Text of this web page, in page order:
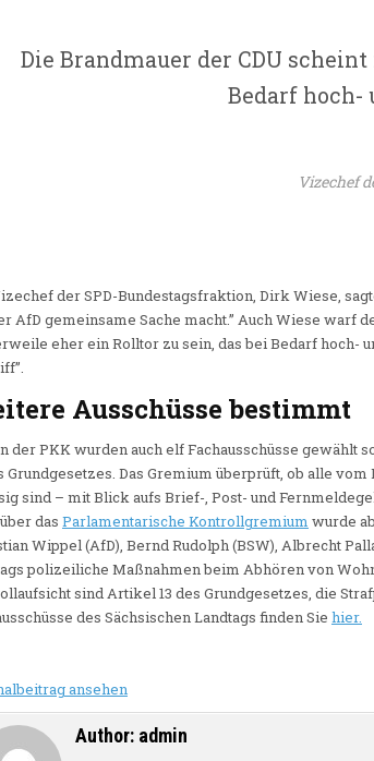
Die Brandmauer der CDU
Bedarf hoch-
Vizechef
der SPD-Bundestagsfraktion, Dirk Wiese,
AfD gemeinsame Sache macht.” Auch Wiese warf
eher ein Rolltor zu sein, das bei Bedarf hoch-
Ausschüsse bestimmt
der PKK wurden auch elf Fachausschüsse gewählt
Grundgesetzes. Das Gremium überprüft, ob alle
sind – mit Blick aufs Brief-, Post- und
das Parlamentarische Kontrollgremium wurde
Wippel (AfD), Bernd Rudolph (BSW), Albrecht
polizeiliche Maßnahmen beim Abhören von
sind Artikel 13 des Grundgesetzes, die
des Sächsischen Landtags finden Sie hier.
ansehen
Author: admin